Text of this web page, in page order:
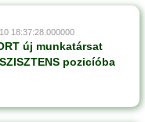
18:37:28.000000
új munkatársat
pozicíóba